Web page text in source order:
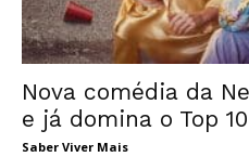
Nova comédia da
e já domina o Top
Saber Viver Mais